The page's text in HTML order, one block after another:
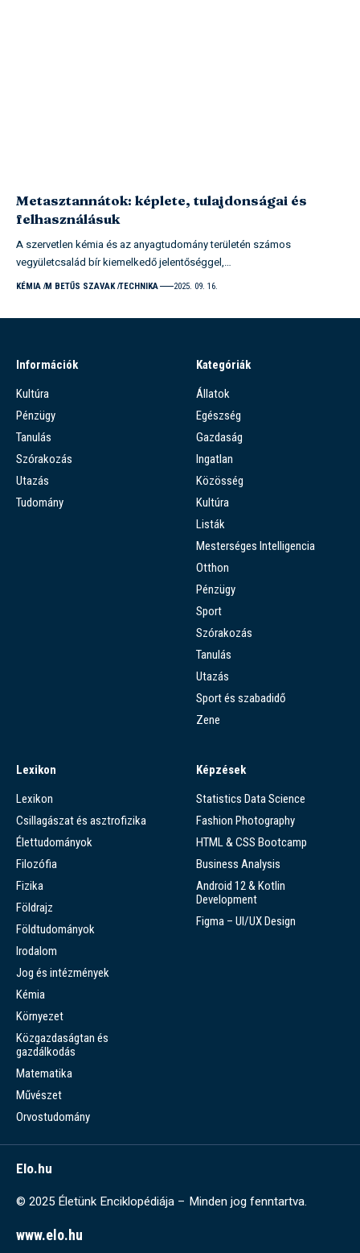
Metasztannátok: képlete, tulajdonságai és
felhasználásuk
A szervetlen kémia és az anyagtudomány területén számos
vegyületcsalád bír kiemelkedő jelentőséggel,…
KÉMIA M BETŰS SZAVAK TECHNIKA 2025. 09. 16.
Információk
Kultúra
Pénzügy
Tanulás
Szórakozás
Utazás
Tudomány
Kategóriák
Állatok
Egészség
Gazdaság
Ingatlan
Közösség
Kultúra
Listák
Mesterséges Intelligencia
Otthon
Pénzügy
Sport
Szórakozás
Tanulás
Utazás
Sport és szabadidő
Zene
Lexikon
Lexikon
Csillagászat és asztrofizika
Élettudományok
Filozófia
Fizika
Földrajz
Földtudományok
Irodalom
Jog és intézmények
Kémia
Környezet
Közgazdaságtan és
gazdálkodás
Matematika
Művészet
Orvostudomány
Képzések
Statistics Data Science
Fashion Photography
HTML & CSS Bootcamp
Business Analysis
Android 12 & Kotlin
Development
Figma – UI/UX Design
Elo.hu
© 2025 Életünk Enciklopédiája – Minden jog fenntartva.
www.elo.hu